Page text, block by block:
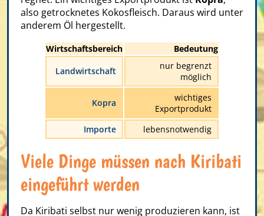
also getrocknetes Kokosfleisch. Daraus wird unter
anderem Öl hergestellt.
Wirtschaftsbereich
Bedeutung
Landwirtschaft
nur begrenzt
möglich
Kopra
wichtiges
Exportprodukt
Importe
lebensnotwendig
Viele Dinge müssen nach Kiribati
eingeführt werden
Da Kiribati selbst nur wenig produzieren kann, ist